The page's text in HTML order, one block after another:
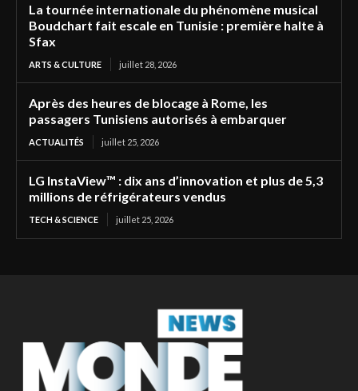
La tournée internationale du phénomène musical
Boudchart fait escale en Tunisie : première halte à
Sfax
ARTS & CULTURE juillet 28, 2026
Après des heures de blocage à Rome, les
passagers Tunisiens autorisés à embarquer
ACTUALITÉS juillet 25, 2026
LG InstaView™ : dix ans d’innovation et plus de 5,3
millions de réfrigérateurs vendus
TECH & SCIENCE juillet 25, 2026